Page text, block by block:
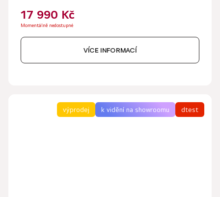
5
hvězdiček.
17 990 Kč
Momentálně nedostupné
VÍCE INFORMACÍ
výprodej k vidění na showroomu dtest